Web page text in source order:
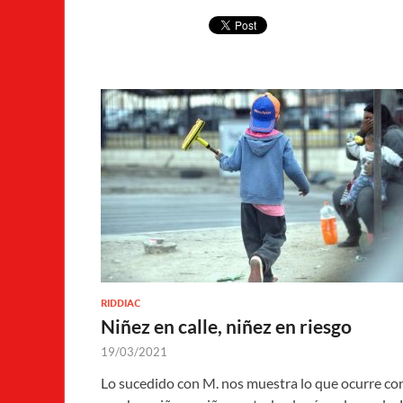
RIDDIAC
Niñez en calle, niñez en riesgo
19/03/2021
Lo sucedido con M. nos muestra lo que ocurre